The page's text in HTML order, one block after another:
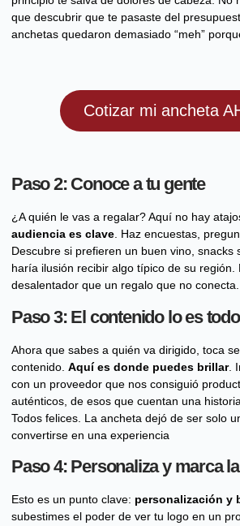
que descubrir que te pasaste del
anchetas quedaron demasiado “meh”
Cotizar mi ancheta
Paso 2: Conoce a tu gente
¿A quién le vas a regalar? Aquí no hay
audiencia es clave. Haz encuestas,
Descubre si prefieren un buen vino, snacks
haría ilusión recibir algo típico de su región.
desalentador que un regalo que no conecta.
Paso 3: El contenido lo es todo
Ahora que sabes a quién va dirigido, toca
contenido. Aquí es donde puedes brillar.
con un proveedor que nos consiguió
auténticos, de esos que cuentan una
Todos felices. La ancheta dejó de ser solo
convertirse en una experiencia
Paso 4: Personaliza y marca
Esto es un punto clave: personalización y
subestimes el poder de ver tu logo en un